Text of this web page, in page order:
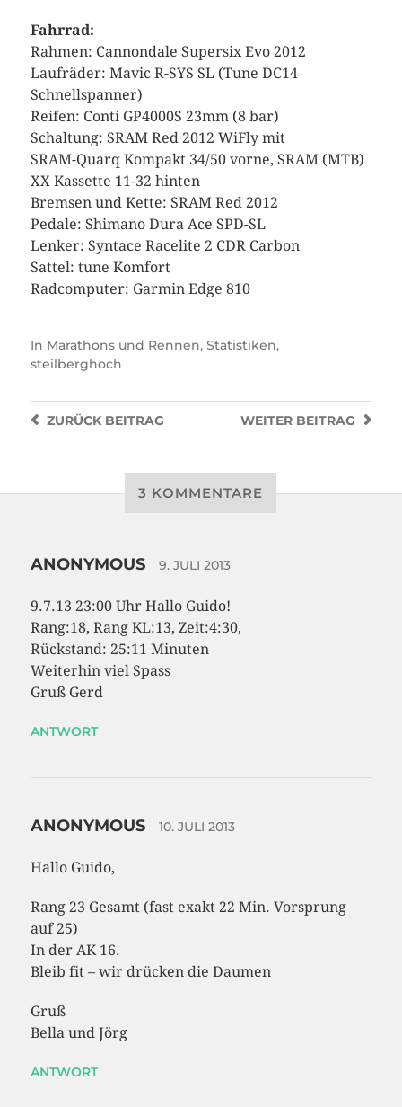
Fahrrad:
Rahmen: Cannondale Supersix Evo 2012
Laufräder: Mavic R-SYS SL (Tune DC14
Schnellspanner)
Reifen: Conti GP4000S 23mm (8 bar)
Schaltung: SRAM Red 2012 WiFly mit
SRAM-Quarq Kompakt 34/50 vorne, SRAM (MTB)
XX Kassette 11-32 hinten
Bremsen und Kette: SRAM Red 2012
Pedale: Shimano Dura Ace SPD-SL
Lenker: Syntace Racelite 2 CDR Carbon
Sattel: tune Komfort
Radcomputer: Garmin Edge 810
In Marathons und Rennen, Statistiken,
steilberghoch
WEITER BEITRAG
ZURÜCKBEITRAG
3 KOMMENTARE
ANONYMOUS 9. JULI 2013
9.7.13 23:00 Uhr Hallo Guido!
Rang:18, Rang KL:13, Zeit:4:30,
Rückstand: 25:11 Minuten
Weiterhin viel Spass
Gruß Gerd
ANTWORT
ANONYMOUS 10. JULI 2013
Hallo Guido,
Rang 23 Gesamt (fast exakt 22 Min. Vorsprung
auf 25)
In der AK 16.
Bleib fit – wir drücken die Daumen
Gruß
Bella und Jörg
ANTWORT